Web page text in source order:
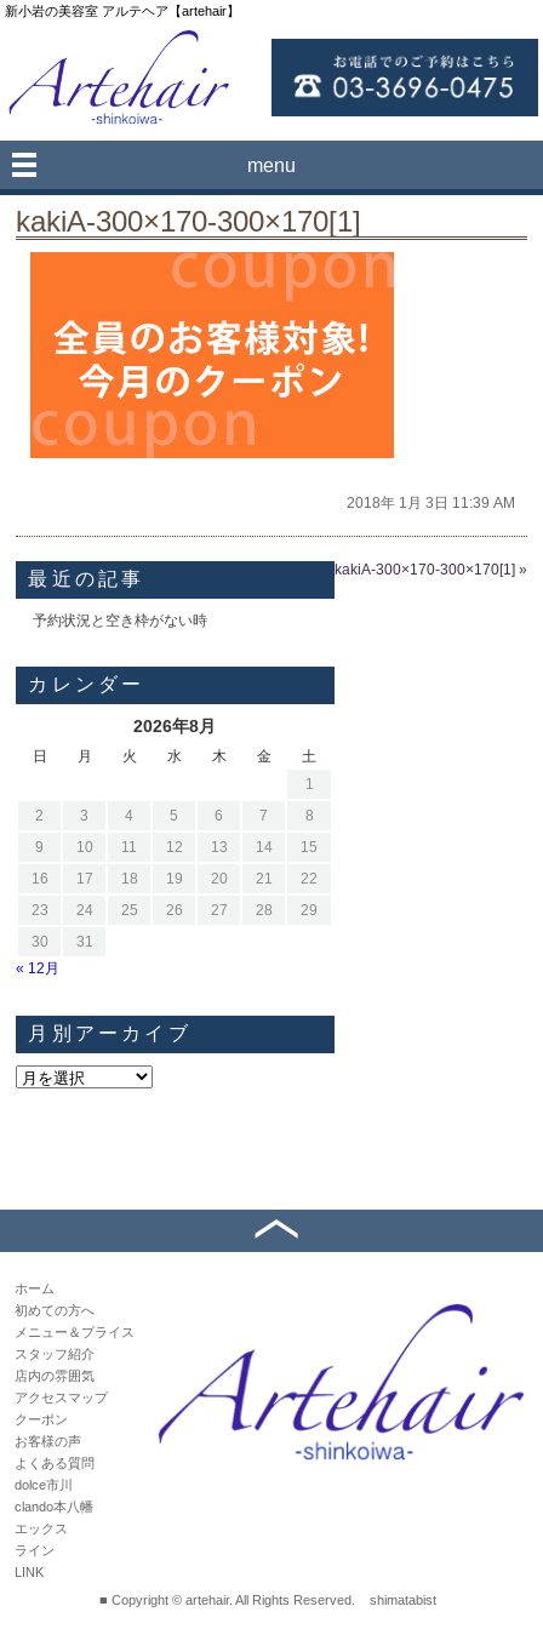
新小岩の美容室 アルテヘア【artehair】
menu
kakiA-300×170-300×170[1]
2018年 1月 3日 11:39 AM
kakiA-300×170-300×170[1] »
最近の記事
予約状況と空き枠がない時
カレンダー
2026年8月
日 月 火 水 木 金
土
1
2
3 4 5 6 7
8
9
10 11 12 13 14
15
16
17 18 19 20 21
22
23
24 25 26 27 28
29
30
31
« 12月
月別アーカイブ
ホーム
初めての方へ
メニュー＆プライス
スタッフ紹介
店内の雰囲気
アクセスマップ
クーポン
お客様の声
よくある質問
dolce市川
clando本八幡
エックス
ライン
LINK
■ Copyright © artehair. All Rights Reserved.
shimatabist